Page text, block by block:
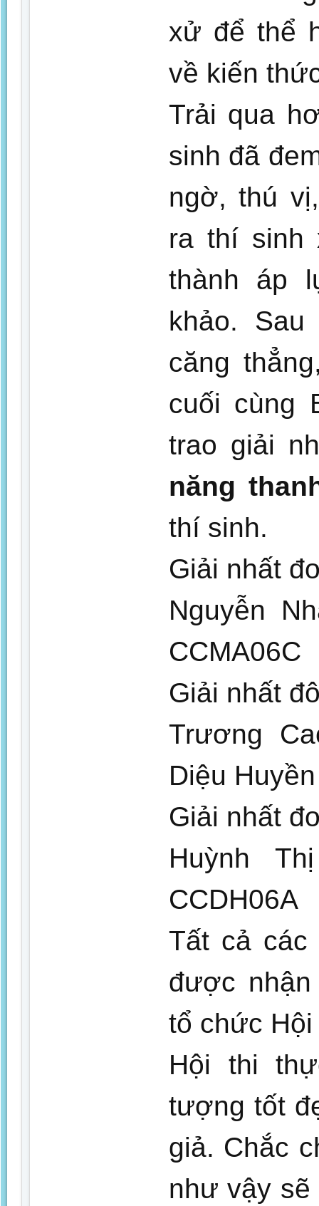
xử để thể
về kiến
Trải qua
sinh đã
ngờ, thú
ra thí sinh
thành áp
khảo.
căng
cuối cùng
trao giải
năng
thí sinh.
Giải nhất
Nguyễn
CCMA06C
Giải nhất
Trương
Diệu
Giải nhất
Huỳnh
CCDH06A
Tất cả
được
tổ chức Hội
Hội thi
tượng tốt
giả. Chắc
như vậy